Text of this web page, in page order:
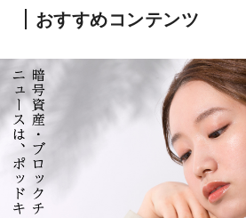
おすすめコンテンツ